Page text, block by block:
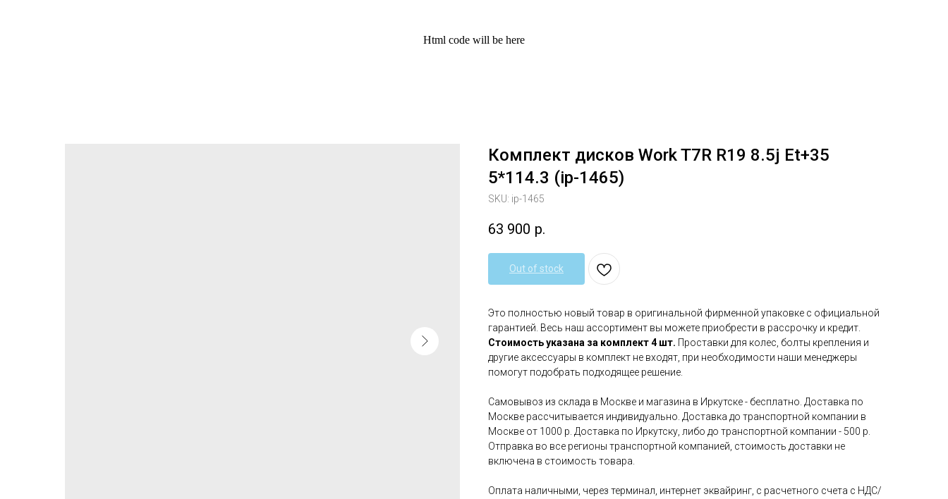
Html code will be here
Комплект дисков Work T7R R19 8.5j Et+35
5*114.3 (ip-1465)
SKU: ip-1465
63 900 р.
Out of stock
Это полностью новый товар в оригинальной фирменной упаковке с официальной
гарантией. Весь наш ассортимент вы можете приобрести в рассрочку и кредит.
Стоимость указана за комплект 4 шт. Проставки для колес, болты крепления и
другие аксессуары в комплект не входят, при необходимости наши менеджеры
помогут подобрать подходящее решение.
Самовывоз из склада в Москве и магазина в Иркутске - бесплатно. Доставка по
Москве рассчитывается индивидуально. Доставка до транспортной компании в
Москве от 1000 р. Доставка по Иркутску, либо до транспортной компании - 500 р.
Отправка во все регионы транспортной компанией, стоимость доставки не
включена в стоимость товара.
Оплата наличными, через терминал, интернет эквайринг, с расчетного счета с НДС/